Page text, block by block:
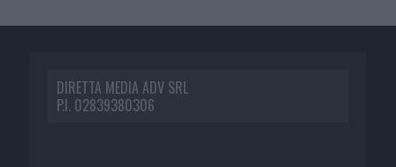
DIRETTA MEDIA ADV SRL
P.I. 02839380306